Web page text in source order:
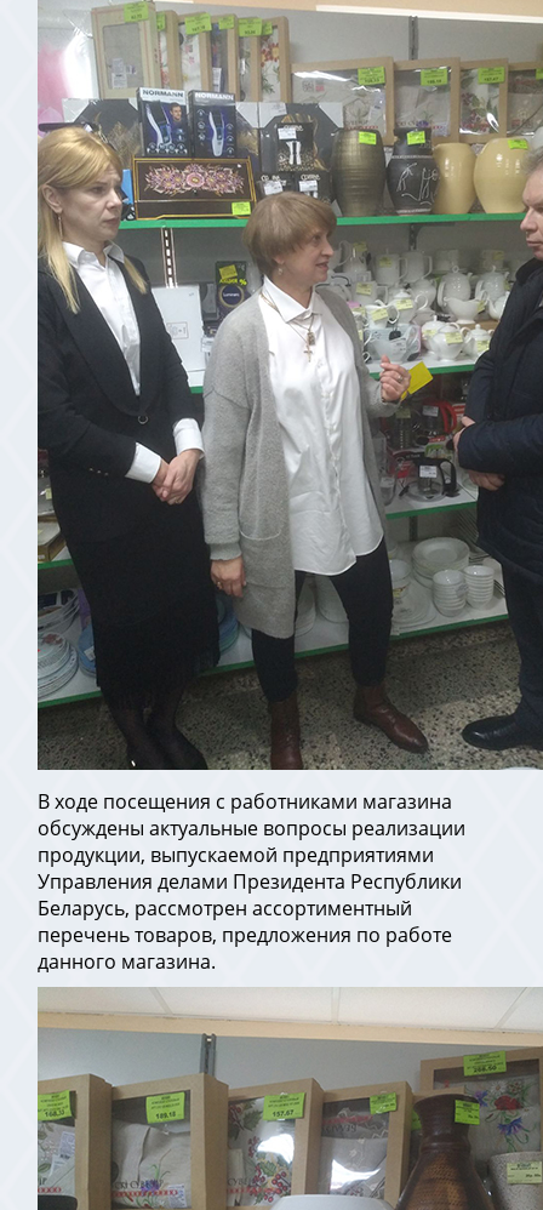
В ходе посещения с работниками магазина
обсуждены актуальные вопросы реализации
продукции, выпускаемой предприятиями
Управления делами Президента Республики
Беларусь, рассмотрен ассортиментный
перечень товаров, предложения по работе
данного магазина.